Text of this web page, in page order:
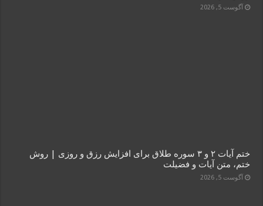
آگوست 5, 2026
ختم آیات ۲ و ۳ سوره طلاق برای افزایش رزق و روزی | روش
ختم، متن آیات و فضیلت
آگوست 5, 2026